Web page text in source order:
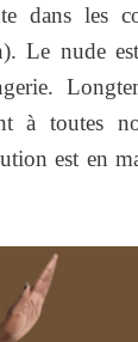
dans les
Le nude
à toutes
est en